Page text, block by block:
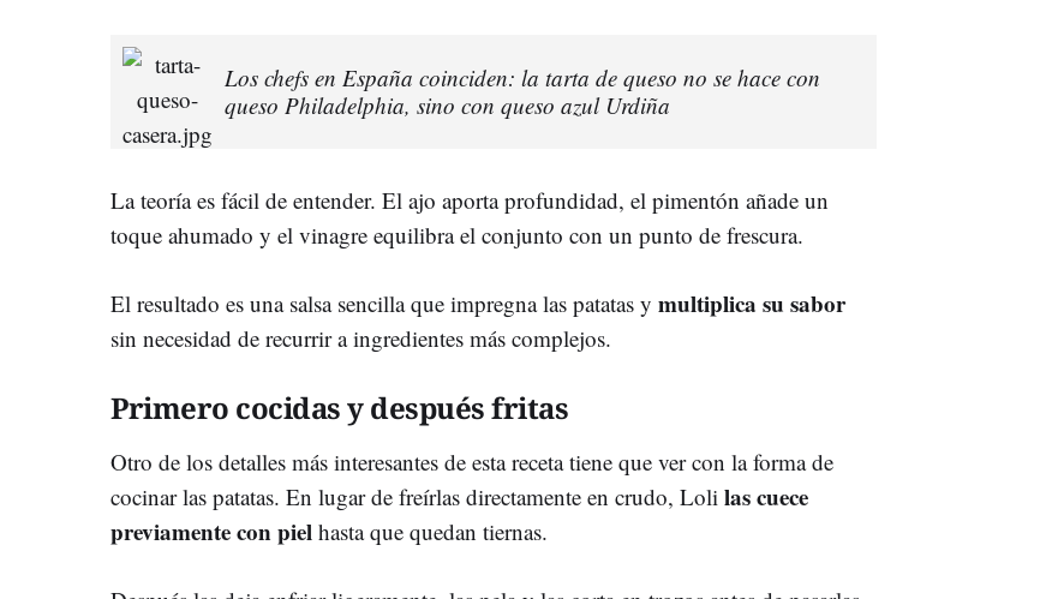
Los chefs en España coinciden: la tarta de queso no se hace con
queso Philadelphia, sino con queso azul Urdiña
La teoría es fácil de entender. El ajo aporta profundidad, el pimentón añade un
toque ahumado y el vinagre equilibra el conjunto con un punto de frescura.
El resultado es una salsa sencilla que impregna las patatas y multiplica su sabor
sin necesidad de recurrir a ingredientes más complejos.
Primero cocidas y después fritas
Otro de los detalles más interesantes de esta receta tiene que ver con la forma de
cocinar las patatas. En lugar de freírlas directamente en crudo, Loli las cuece
previamente con piel hasta que quedan tiernas.